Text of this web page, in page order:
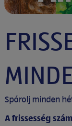
Spórolj minden
A frissesség